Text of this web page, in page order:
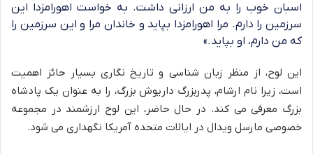
اسبان خوب را به من ارزانی داشت. به خواست اهورامزدا این
سرزمین را دارم. مرا اهورامزدا بپاید و خاندان مرا و این سرزمین را
که من دارم، او بپاید.»
این لوح، از منظر زبان شناسی و تاریخ نگاری بسیار حائز اهمیت
است، زیرا نام ارشام، پدربزرگ داریوش بزرگ، را به عنوان یک پادشاه
بزرگ معرفی می کند. در حال حاضر، این لوح ارزشمند در مجموعه
خصوصی مارسل ویدال در ایالات متحده آمریکا نگهداری می شود.